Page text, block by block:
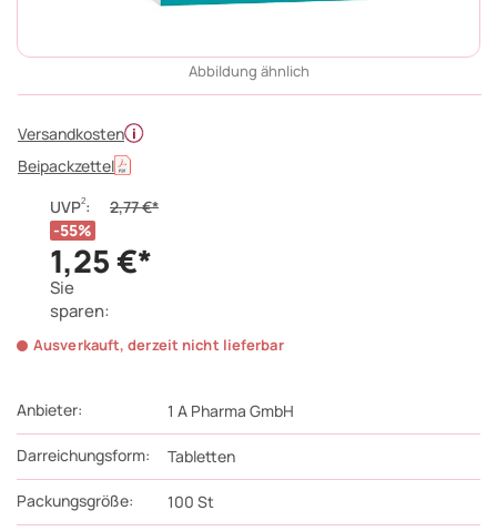
Abbildung ähnlich
Versandkosten
Beipackzettel
Anbieter: 1 A Pharma GmbH
Darreichungsform: Tabletten
Packungsgröße: 100 St
UVP2: 2,77 €*
1,25 €*
Sie
sparen:
55%
Ausverkauft, derzeit nicht lieferbar